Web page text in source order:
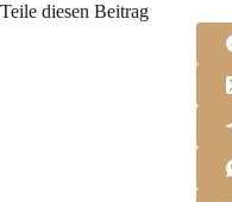
Teile diesen Beitrag